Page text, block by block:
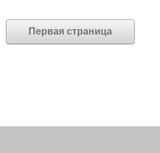
Первая страница